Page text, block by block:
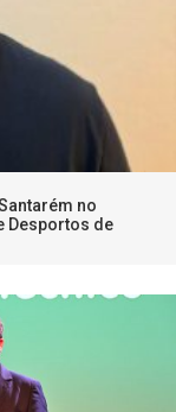
no
Desportos de